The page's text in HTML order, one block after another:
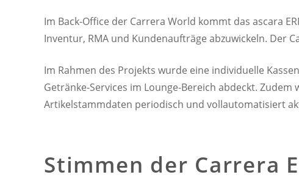
Im Back-Office der Carrera World kommt das ascara
Inventur, RMA und Kundenaufträge abzuwickeln. Der
Im Rahmen des Projekts wurde eine individuelle
Getränke-Services im Lounge-Bereich abdeckt.
Artikelstammdaten periodisch und vollautomatisiert
Stimmen der Carrera